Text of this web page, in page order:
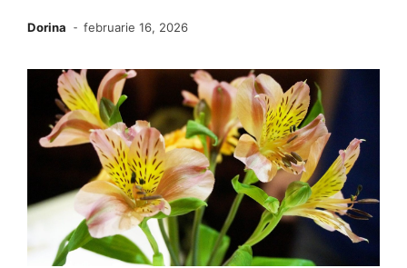
Dorina februarie 16, 2026